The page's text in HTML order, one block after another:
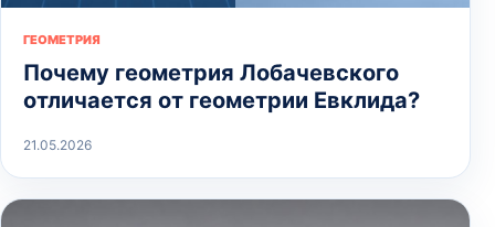
ГЕОМЕТРИЯ
Почему геометрия Лобачевского
отличается от геометрии Евклида?
21.05.2026